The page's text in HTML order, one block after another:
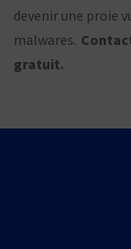
devenir une proie
malwares.
gratuit.